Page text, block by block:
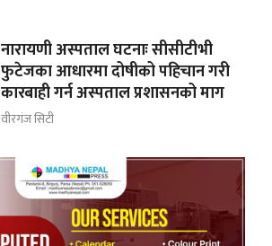
नारायणी अस्पताल घटनाः सीसीटीभी
फुटेजका आधारमा दोषीको पहिचान गरी
कारबाही गर्न अस्पताल प्रशासनको माग
वीरगंज सिटी